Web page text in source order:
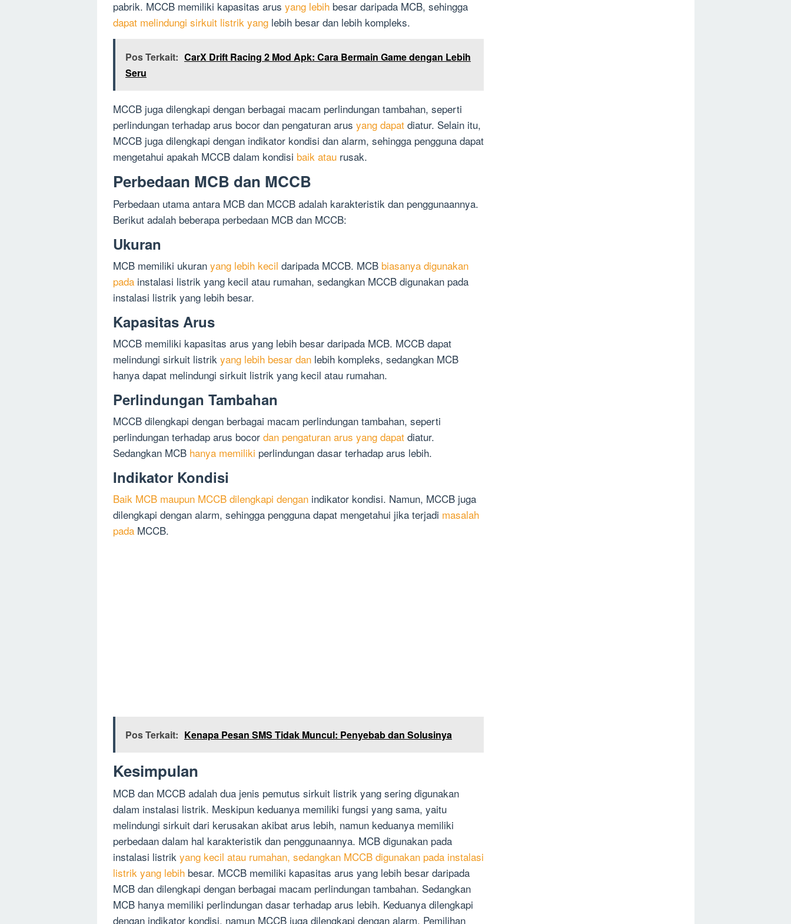
pabrik. MCCB memiliki kapasitas arus yang lebih besar daripada MCB, sehingga
dapat melindungi sirkuit listrik yang lebih besar dan lebih kompleks.
Pos Terkait: CarX Drift Racing 2 Mod Apk: Cara Bermain Game dengan Lebih
Seru
MCCB juga dilengkapi dengan berbagai macam perlindungan tambahan, seperti
perlindungan terhadap arus bocor dan pengaturan arus yang dapat diatur. Selain itu,
MCCB juga dilengkapi dengan indikator kondisi dan alarm, sehingga pengguna dapat
mengetahui apakah MCCB dalam kondisi baik atau rusak.
Perbedaan MCB dan MCCB
Perbedaan utama antara MCB dan MCCB adalah karakteristik dan penggunaannya.
Berikut adalah beberapa perbedaan MCB dan MCCB:
Ukuran
MCB memiliki ukuran yang lebih kecil daripada MCCB. MCB biasanya digunakan
pada instalasi listrik yang kecil atau rumahan, sedangkan MCCB digunakan pada
instalasi listrik yang lebih besar.
Kapasitas Arus
MCCB memiliki kapasitas arus yang lebih besar daripada MCB. MCCB dapat
melindungi sirkuit listrik yang lebih besar dan lebih kompleks, sedangkan MCB
hanya dapat melindungi sirkuit listrik yang kecil atau rumahan.
Perlindungan Tambahan
MCCB dilengkapi dengan berbagai macam perlindungan tambahan, seperti
perlindungan terhadap arus bocor dan pengaturan arus yang dapat diatur.
Sedangkan MCB hanya memiliki perlindungan dasar terhadap arus lebih.
Indikator Kondisi
Baik MCB maupun MCCB dilengkapi dengan indikator kondisi. Namun, MCCB juga
dilengkapi dengan alarm, sehingga pengguna dapat mengetahui jika terjadi masalah
pada MCCB.
Pos Terkait: Kenapa Pesan SMS Tidak Muncul: Penyebab dan Solusinya
Kesimpulan
MCB dan MCCB adalah dua jenis pemutus sirkuit listrik yang sering digunakan
dalam instalasi listrik. Meskipun keduanya memiliki fungsi yang sama, yaitu
melindungi sirkuit dari kerusakan akibat arus lebih, namun keduanya memiliki
perbedaan dalam hal karakteristik dan penggunaannya. MCB digunakan pada
instalasi listrik yang kecil atau rumahan, sedangkan MCCB digunakan pada instalasi
listrik yang lebih besar. MCCB memiliki kapasitas arus yang lebih besar daripada
MCB dan dilengkapi dengan berbagai macam perlindungan tambahan. Sedangkan
MCB hanya memiliki perlindungan dasar terhadap arus lebih. Keduanya dilengkapi
dengan indikator kondisi, namun MCCB juga dilengkapi dengan alarm. Pemilihan